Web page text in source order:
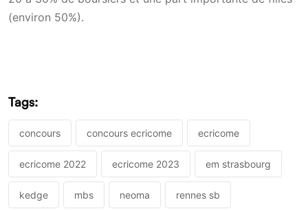
(environ 50%).
Tags:
concours concours ecricome ecricome
ecricome 2022 ecricome 2023 em strasbourg
kedge mbs neoma rennes sb